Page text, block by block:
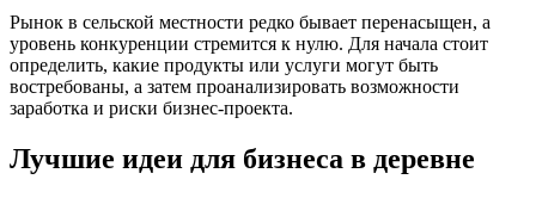
Рынок в сельской местности редко бывает перенасыщен, а
уровень конкуренции стремится к нулю. Для начала стоит
определить, какие продукты или услуги могут быть
востребованы, а затем проанализировать возможности
заработка и риски бизнес-проекта.
Лучшие идеи для бизнеса в деревне